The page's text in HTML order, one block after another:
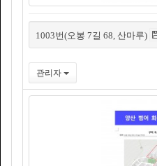
1003번(오봉 7길 68, 산마루)
관리자